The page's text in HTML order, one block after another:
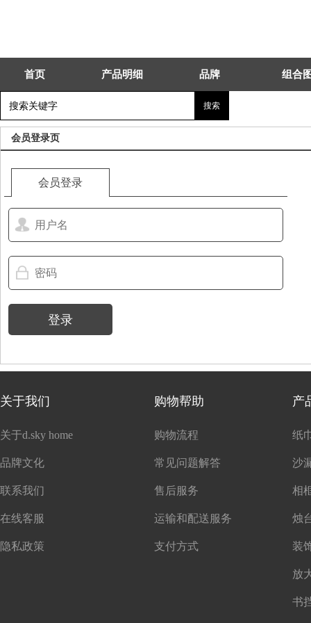
首页 产品明细 品牌 组合
会员登录页
会员登录
登录
关于我们
关于d.sky home
品牌文化
联系我们
在线客服
隐私政策
购物帮助
购物流程
常见问题解答
售后服务
运输和配送服务
支付方式
产
纸
沙
书